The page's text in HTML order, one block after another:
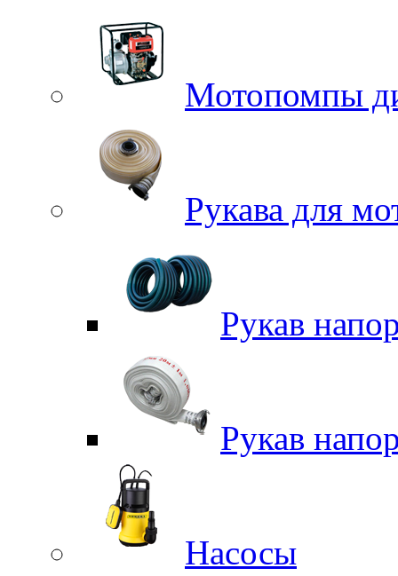
Мотопомпы
Рукава для
Рукав
Рукав
Насосы